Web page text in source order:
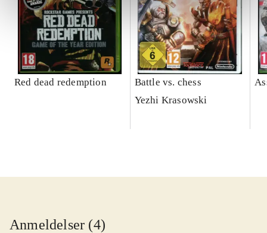
Red dead redemption
Battle vs. chess
Yezhi Krasowski
Anmeldelser (4)